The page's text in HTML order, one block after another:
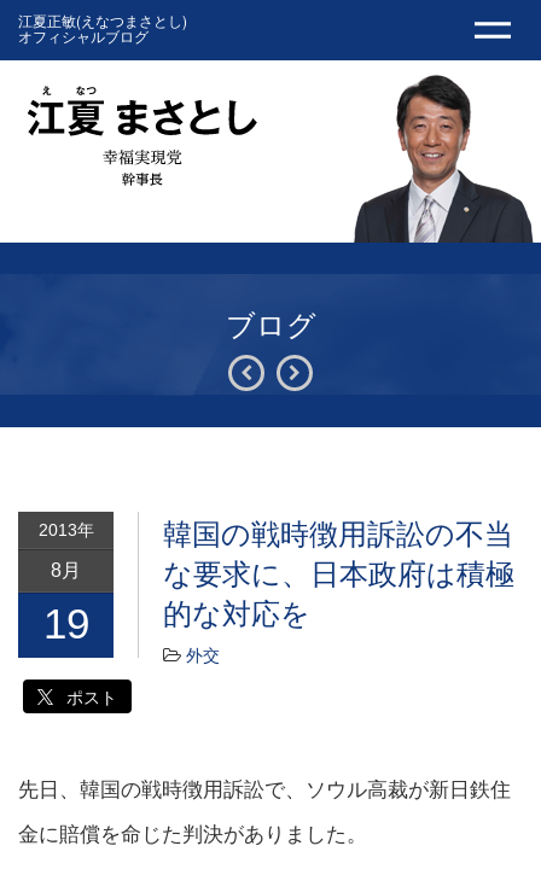
江夏正敏(えなつまさとし)
オフィシャルブログ
ブログ
2013年
8月
19
韓国の戦時徴用訴訟の不当
な要求に、日本政府は積極
的な対応を
外交
ポスト
先日、韓国の戦時徴用訴訟で、ソウル高裁が新日鉄住
金に賠償を命じた判決がありました。